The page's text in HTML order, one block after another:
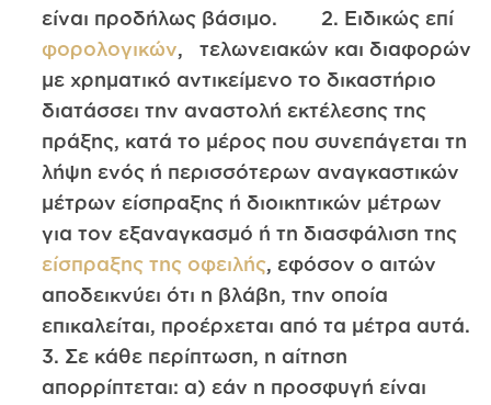
είναι προδήλως βάσιμο. 2. Ειδικώς επί
φορολογικών, τελωνειακών και διαφορών
με χρηματικό αντικείμενο το δικαστήριο
διατάσσει την αναστολή εκτέλεσης της
πράξης, κατά το μέρος που συνεπάγεται τη
λήψη ενός ή περισσότερων αναγκαστικών
μέτρων είσπραξης ή διοικητικών μέτρων
για τον εξαναγκασμό ή τη διασφάλιση της
είσπραξης της οφειλής, εφόσον ο αιτών
αποδεικνύει ότι η βλάβη, την οποία
επικαλείται, προέρχεται από τα μέτρα αυτά.
3. Σε κάθε περίπτωση, η αίτηση
απορρίπτεται: α) εάν η προσφυγή είναι